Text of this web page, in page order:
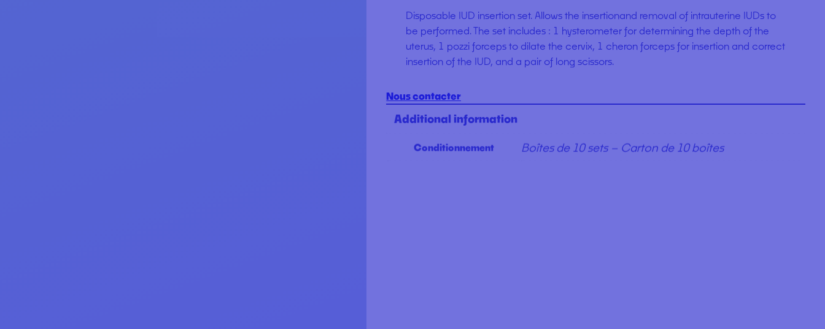
Disposable IUD insertion set. Allows the insertionand removal of intrauterine IUDs to
be performed. The set includes : 1 hysterometer for determining the depth of the
uterus, 1 pozzi forceps to dilate the cervix, 1 cheron forceps for insertion and correct
insertion of the IUD, and a pair of long scissors.
Nous contacter
Additional information
Conditionnement Boîtes de 10 sets – Carton de 10 boîtes